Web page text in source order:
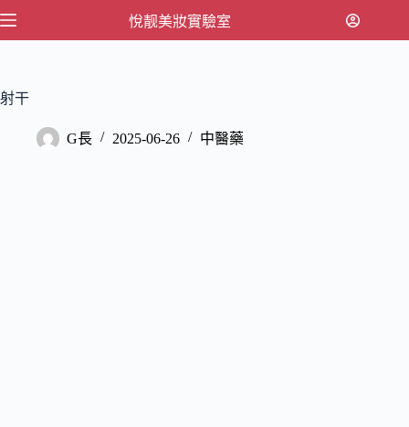
跳
內
悅靓美妝實驗室
射干
G長 2025-06-26 中醫藥